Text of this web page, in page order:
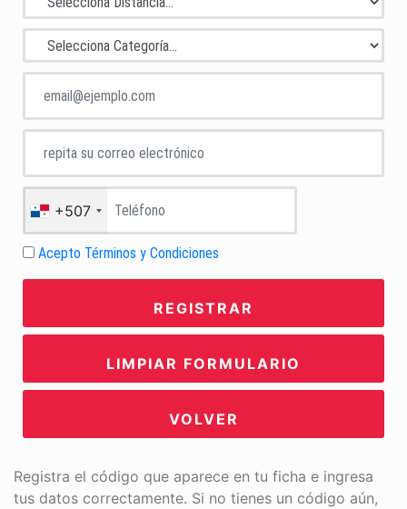
+507
Acepto Términos y Condiciones
REGISTRAR
LIMPIAR FORMULARIO
VOLVER
Registra el código que aparece en tu ficha e ingresa
tus datos correctamente. Si no tienes un código aún,